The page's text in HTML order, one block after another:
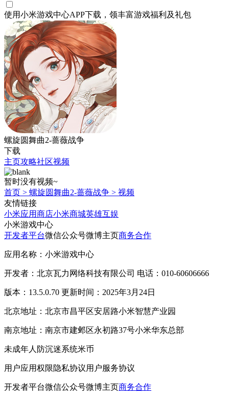
使用小米游戏中心APP下载 ，领丰富游戏福利 及礼包
螺旋圆舞曲2-蔷薇战争
下载
主页攻略社区视频
暂时没有视频~
首页 > 螺旋圆舞曲2-蔷薇战争 > 视频
友情链接
小米应用商店小米商城英雄互娱
小米游戏中心
开发者平台微信公众号微博主页商务合作
应用名称：小米游戏中心
开发者：北京瓦力网络科技有限公司 电话：010-60606666
版本：13.5.0.70 更新时间：2025年3月24日
北京地址：北京市昌平区安居路小米智慧产业园
南京地址：南京市建邺区永初路37号小米华东总部
未成年人防沉迷系统米币
用户应用权限隐私协议用户服务协议
开发者平台微信公众号微博主页商务合作